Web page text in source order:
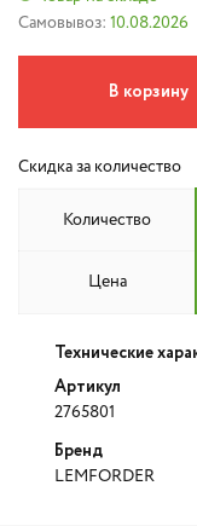
Самовывоз: 10.08.2026
В корзину
Скидка за количество
Количество
Цена
Технические
Артикул
2765801
Бренд
LEMFORDER